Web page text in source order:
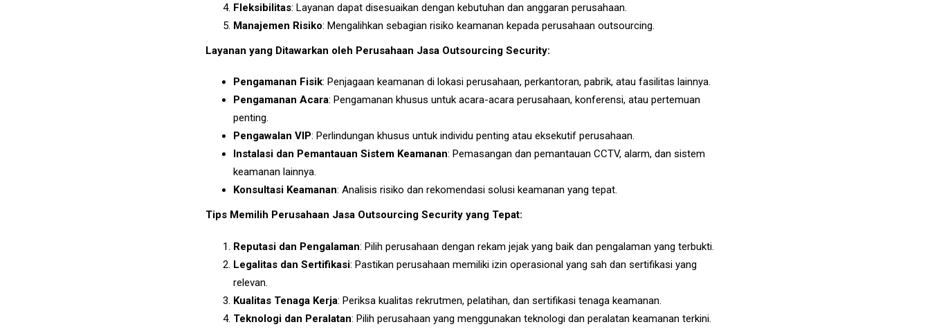
Fleksibilitas: Layanan dapat disesuaikan dengan kebutuhan dan anggaran perusahaan.
Manajemen Risiko: Mengalihkan sebagian risiko keamanan kepada perusahaan outsourcing.
Layanan yang Ditawarkan oleh Perusahaan Jasa Outsourcing Security:
Pengamanan Fisik: Penjagaan keamanan di lokasi perusahaan, perkantoran, pabrik, atau fasilitas lainnya.
Pengamanan Acara: Pengamanan khusus untuk acara-acara perusahaan, konferensi, atau pertemuan
penting.
Pengawalan VIP: Perlindungan khusus untuk individu penting atau eksekutif perusahaan.
Instalasi dan Pemantauan Sistem Keamanan: Pemasangan dan pemantauan CCTV, alarm, dan sistem
keamanan lainnya.
Konsultasi Keamanan: Analisis risiko dan rekomendasi solusi keamanan yang tepat.
Tips Memilih Perusahaan Jasa Outsourcing Security yang Tepat:
Reputasi dan Pengalaman: Pilih perusahaan dengan rekam jejak yang baik dan pengalaman yang terbukti.
Legalitas dan Sertifikasi: Pastikan perusahaan memiliki izin operasional yang sah dan sertifikasi yang
relevan.
Kualitas Tenaga Kerja: Periksa kualitas rekrutmen, pelatihan, dan sertifikasi tenaga keamanan.
Teknologi dan Peralatan: Pilih perusahaan yang menggunakan teknologi dan peralatan keamanan terkini.